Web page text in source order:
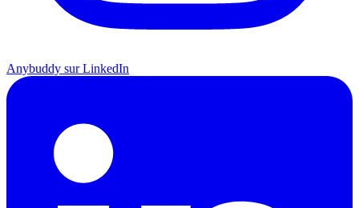
Anybuddy sur LinkedIn